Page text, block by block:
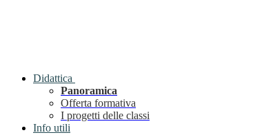
Didattica
Panoramica
Offerta formativa
I progetti delle classi
Info utili